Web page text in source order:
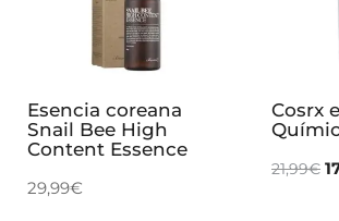
Esencia coreana
Snail Bee High
Content Essence
29,99€
Cosrx
21,99€